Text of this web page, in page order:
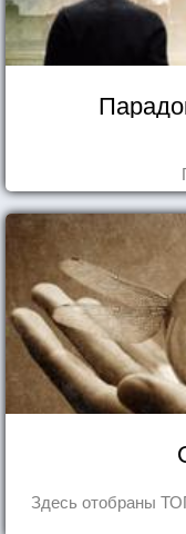
Здесь отобраны